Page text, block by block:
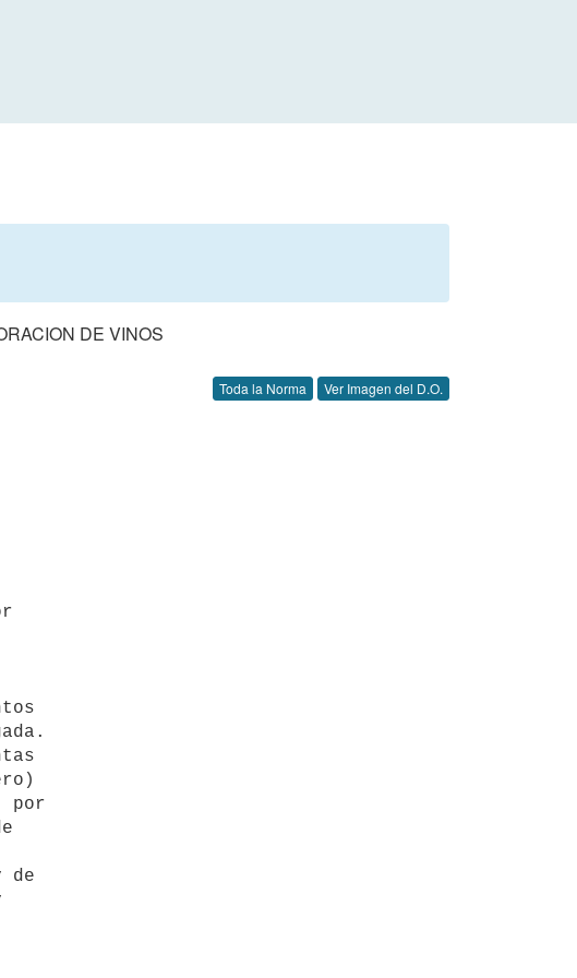
DE VINOS
Toda la Norma Ver Imagen del D.O.
por